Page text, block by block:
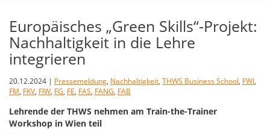
Europäisches „Green Skills“-Projekt:
Nachhaltigkeit in die Lehre
integrieren
20.12.2024 | Pressemeldung, Nachhaltigkeit, THWS Business School, FWI,
FM, FKV, FIW, FG, FE, FAS, FANG, FAB
Lehrende der THWS nehmen am Train-the-Trainer
Workshop in Wien teil